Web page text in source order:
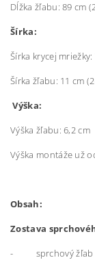
Dĺžka žľabu: 89 cm
Šírka:
Šírka krycej mriežky:
Šírka žľabu: 11 cm
Výška:
Výška žľabu: 6,2 cm
Výška montáže už
Obsah:
Zostava
- sprchový žľab